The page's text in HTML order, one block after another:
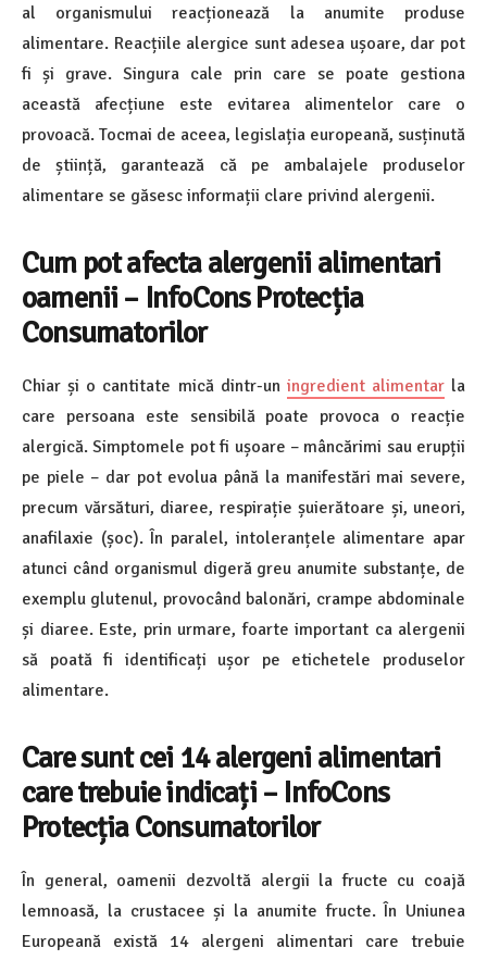
al organismului reacționează la anumite produse
alimentare. Reacțiile alergice sunt adesea ușoare, dar pot
fi și grave. Singura cale prin care se poate gestiona
această afecțiune este evitarea alimentelor care o
provoacă. Tocmai de aceea, legislația europeană, susținută
de știință, garantează că pe ambalajele produselor
alimentare se găsesc informații clare privind alergenii.
Cum pot afecta alergenii alimentari
oamenii – InfoCons Protecția
Consumatorilor
Chiar și o cantitate mică dintr-un ingredient alimentarla
care persoana este sensibilă poate provoca o reacție
alergică. Simptomele pot fi ușoare – mâncărimi sau erupții
pe piele – dar pot evolua până la manifestări mai severe,
precum vărsături, diaree, respirație șuierătoare și, uneori,
anafilaxie (șoc). În paralel, intoleranțele alimentare apar
atunci când organismul digeră greu anumite substanțe, de
exemplu glutenul, provocând balonări, crampe abdominale
și diaree. Este, prin urmare, foarte important ca alergenii
să poată fi identificați ușor pe etichetele produselor
alimentare.
Care sunt cei 14 alergeni alimentari
care trebuie indicați – InfoCons
Protecția Consumatorilor
În general, oamenii dezvoltă alergii la fructe cu coajă
lemnoasă, la crustacee și la anumite fructe. În Uniunea
Europeană există 14 alergeni alimentari care trebuie